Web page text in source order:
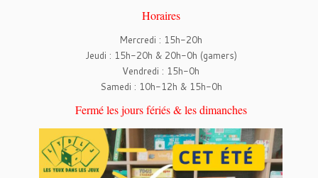
Horaires
Mercredi : 15h-20h
Jeudi : 15h-20h & 20h-0h (gamers)
Vendredi : 15h-0h
Samedi : 10h-12h & 15h-0h
Fermé les jours fériés & les dimanches